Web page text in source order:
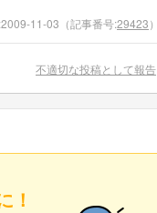
2009-11-03 （記事番号:29423）
不適切な投稿として報告
！